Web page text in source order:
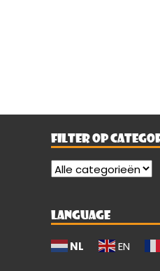
FILTER OP
LANGUAGE
NL EN